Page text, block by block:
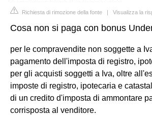
Richiesta di rimozione della fonte | Visualizza la
Cosa non si paga con bonus
per le compravendite non soggette a
pagamento dell'imposta di registro,
per gli acquisti soggetti a Iva, oltre
imposte di registro, ipotecaria e
di un credito d'imposta di ammontare
corrisposta al venditore.